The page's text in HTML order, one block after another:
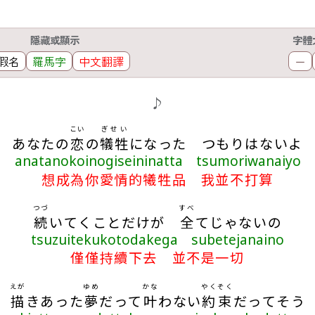
隱藏或顯示
名 羅馬字 中文翻譯
字
－
♪
あなたの恋
こい
の犠牲
ぎせい
になった つもりはないよ
anatanokoinogiseininatta tsumoriwanaiyo
想成為你愛情的犧牲品 我並不打算
続
つづ
いてくことだけが 全
すべ
てじゃないの
tsuzuitekukotodakega subetejanaino
僅僅持續下去 並不是一切
描
えが
きあった夢
ゆめ
だって 叶
かな
わない約束
やくそく
だってそう